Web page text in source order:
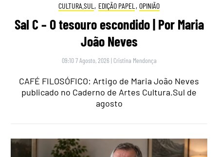
CULTURA.SUL , EDIÇÃO PAPEL , OPINIÃO
Sal C – O tesouro escondido | Por Maria
João Neves
09:10 7 Agosto, 2026 | Cristina Mendonça
CAFÉ FILOSÓFICO: Artigo de Maria João Neves
publicado no Caderno de Artes Cultura.Sul de
agosto